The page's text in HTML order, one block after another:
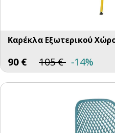
Καρέκλα Εξωτερικού
90 € 105€ -14%